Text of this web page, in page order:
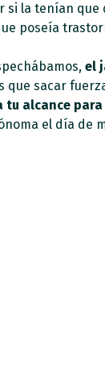
si la tenían que
poseía
el
sacar
alcance
el día de